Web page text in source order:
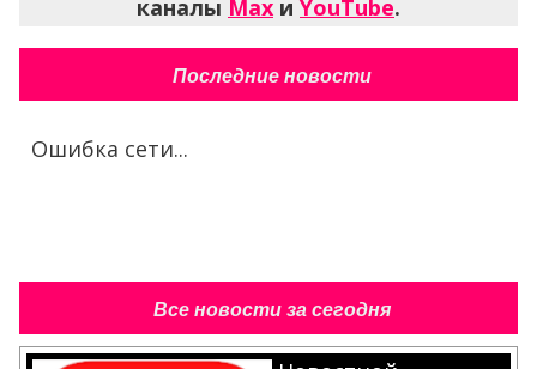
каналы Max и YouTube.
Последние новости
Ошибка сети...
Все новости за сегодня